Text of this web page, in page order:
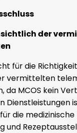
der
für die
vermittelten
da MCOS kein
Dienstleistungen
die medizinische
und